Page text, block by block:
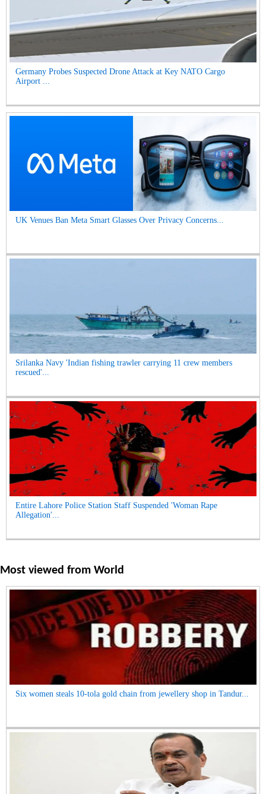
Germany Probes Suspected Drone Attack at Key NATO Cargo
Airport ...
UK Venues Ban Meta Smart Glasses Over Privacy Concerns...
Srilanka Navy 'Indian fishing trawler carrying 11 crew members
rescued'...
Entire Lahore Police Station Staff Suspended 'Woman Rape
Allegation'...
Most viewed from World
Six women steals 10-tola gold chain from jewellery shop in Tandur...